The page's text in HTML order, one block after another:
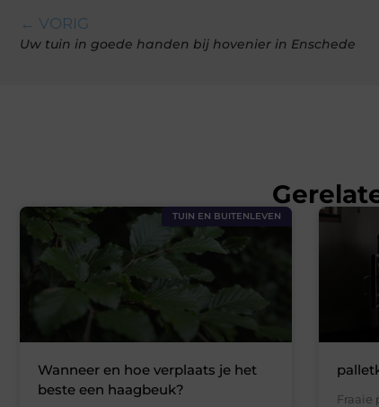
← VORIG
Uw tuin in goede handen bij hovenier in Enschede
TUIN EN BUITENLEVEN
Wanneer en hoe verplaats je het
beste een haagbeuk?
Fraaie